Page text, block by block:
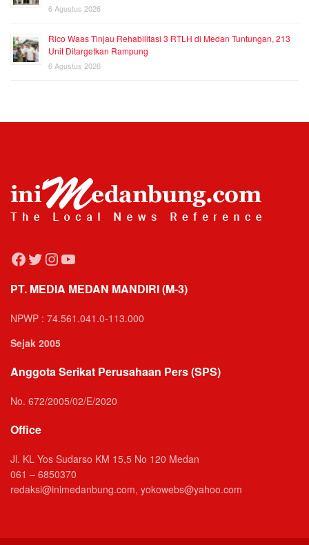
6 Agustus 2026
Rico Waas Tinjau Rehabilitasi 3 RTLH di Medan Tuntungan, 213
Unit Ditargetkan Rampung
6 Agustus 2026
Facebook
Twitter
Instagram
YouTube
PT. MEDIA MEDAN MANDIRI (M-3)
NPWP : 74.561.041.0-113.000
Sejak 2005
Anggota Serikat Perusahaan Pers (SPS)
No. 672/2005/02/E/2020
Office
Jl. KL Yos Sudarso KM 15,5 No 120 Medan
061 – 6850370
redaksi@inimedanbung.com, yokowebs@yahoo.com